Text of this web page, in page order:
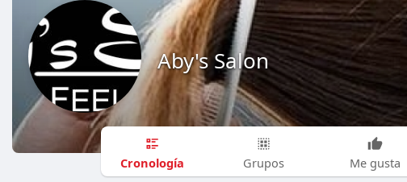
Aby's Salon
Cronología Grupos Me gusta